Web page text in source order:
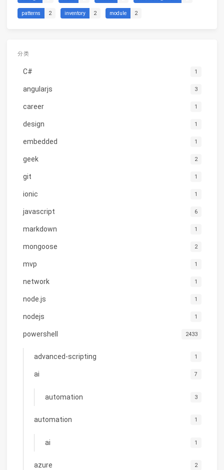
patterns 2 inventory 2 module 2
分类
C# 1
angularjs 3
career 1
design 1
embedded 1
geek 2
git 1
ionic 1
javascript 6
markdown 1
mongoose 2
mvp 1
network 1
node.js 1
nodejs 1
powershell 2433
advanced-scripting 1
ai 7
automation 3
automation 1
ai 1
azure 2